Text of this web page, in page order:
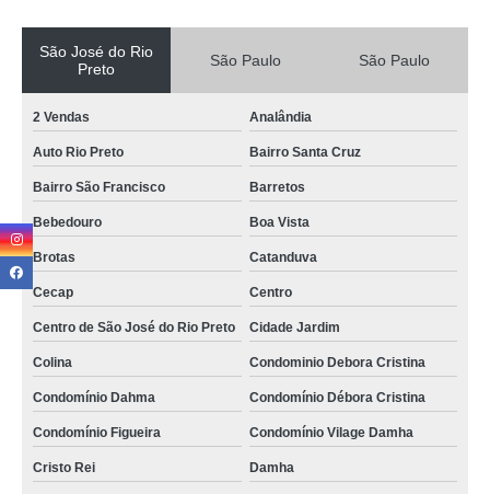
São José do Rio
Preto
São Paulo São Paulo
2 Vendas Analândia
Auto Rio Preto Bairro Santa Cruz
Bairro São Francisco Barretos
Bebedouro Boa Vista
Brotas Catanduva
Cecap Centro
Centro de São José do Rio Preto Cidade Jardim
Colina Condominio Debora Cristina
Condomínio Dahma Condomínio Débora Cristina
Condomínio Figueira Condomínio Vilage Damha
Cristo Rei Damha